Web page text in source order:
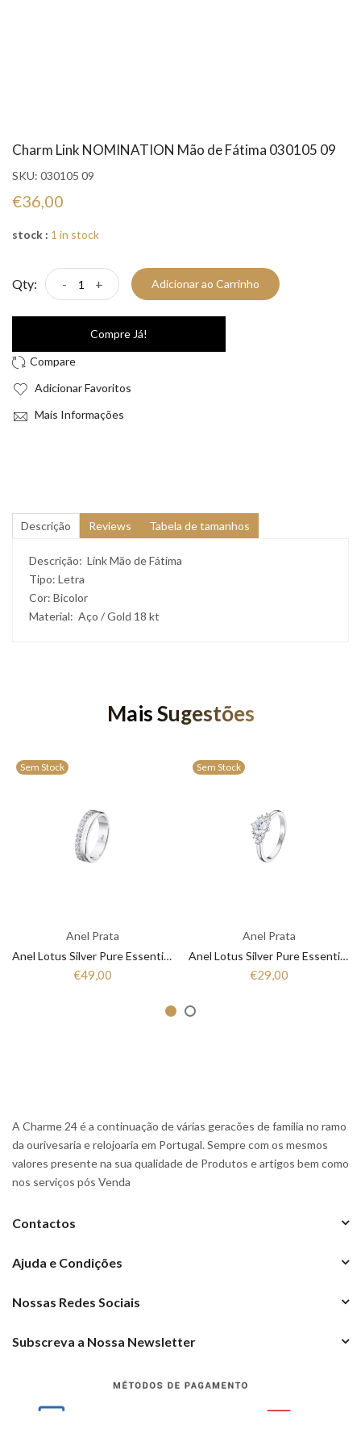
Charm Link NOMINATION Mão de Fátima 030105 09
SKU: 030105 09
€36,00
stock : 1 in stock
Qty: - + Adicionar ao Carrinho
Compre Já!
Adicionar Favoritos
Mais Informações
Descrição Reviews Tabela de tamanhos
Descrição: Link Mão de Fátima
Tipo: Letra
Cor: Bicolor
Material: Aço / Gold 18 kt
Mais Sugestões
Sem Stock
Anel Prata
Anel Lotus Silver Pure Essential LP3446-3/1 Mulher Prata
€49,00
Sem Stock
Anel Prata
Anel Lotus Silver Pure Essential LP3443-3/1 Mulher Prata
€29,00
A Charme 24 é a continuação de várias geracões de familia no ramo
da ourivesaria e relojoaria em Portugal. Sempre com os mesmos
valores presente na sua qualidade de Produtos e artigos bem como
nos serviços pós Venda
Contactos
Ajuda e Condições
Nossas Redes Sociais
Subscreva a Nossa Newsletter